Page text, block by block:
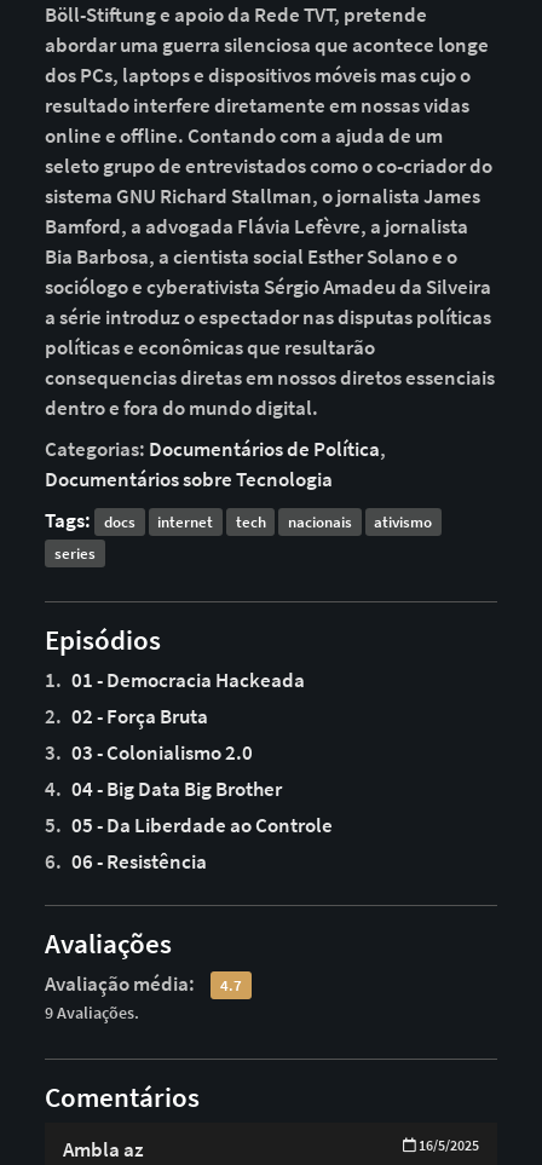
Böll-Stiftung e apoio da Rede TVT, pretende
abordar uma guerra silenciosa que acontece longe
dos PCs, laptops e dispositivos móveis mas cujo o
resultado interfere diretamente em nossas vidas
online e offline. Contando com a ajuda de um
seleto grupo de entrevistados como o co-criador do
sistema GNU Richard Stallman, o jornalista James
Bamford, a advogada Flávia Lefèvre, a jornalista
Bia Barbosa, a cientista social Esther Solano e o
sociólogo e cyberativista Sérgio Amadeu da Silveira
a série introduz o espectador nas disputas políticas
políticas e econômicas que resultarão
consequencias diretas em nossos diretos essenciais
dentro e fora do mundo digital.
Categorias: Documentários de Política,
Documentários sobre Tecnologia
Tags:
docs internet tech nacionais
ativismo
series
Episódios
1. 01 - Democracia Hackeada
2. 02 - Força Bruta
3. 03 - Colonialismo 2.0
4. 04 - Big Data Big Brother
5. 05 - Da Liberdade ao Controle
6. 06 - Resistência
Avaliações
Avaliação média: 4.7
9 Avaliações.
Comentários
Ambla az 16/5/2025